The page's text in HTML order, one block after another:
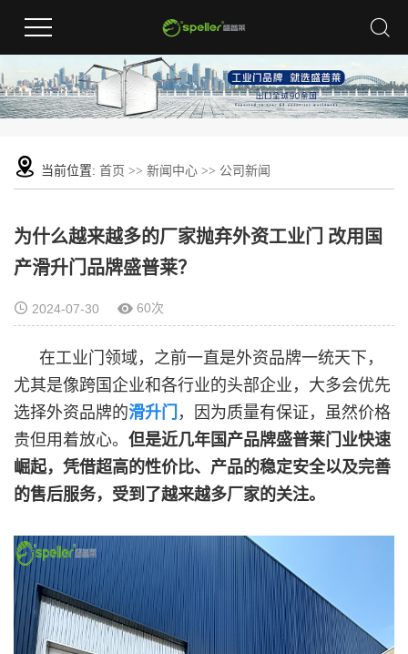
当前位置: 首页 >> 新闻中心 >> 公司新闻
为什么越来越多的厂家抛弃外资工业门 改用国
产滑升门品牌盛普莱？
2024-07-30 60次
在工业门领域，之前一直是外资品牌一统天下，
尤其是像跨国企业和各行业的头部企业，大多会优先
选择外资品牌的滑升门 ，因为质量有保证，虽然价格
贵但用着放心。 但是近几年国产品牌盛普莱门业快速
崛起，凭借超高的性价比、产品的稳定安全以及完善
的售后服务，受到了越来越多厂家的关注。